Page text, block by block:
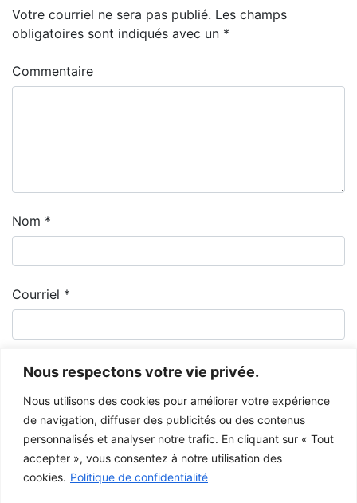
Nous respectons votre vie privée.
Nous utilisons des cookies pour améliorer votre expérience
de navigation, diffuser des publicités ou des contenus
personnalisés et analyser notre trafic. En cliquant sur « Tout
accepter », vous consentez à notre utilisation des
cookies. Politique de confidentialité
Votre courriel ne sera pas publié. Les champs
obligatoires sont indiqués avec un *
Commentaire
Nom *
Courriel *